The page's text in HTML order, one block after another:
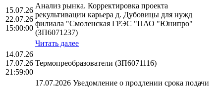
15.07.26
22.07.26
15:00:00
Анализ рынка. Корректировка проекта
рекультивации карьера д. Дубовицы для нужд
филиала "Смоленская ГРЭС "ПАО "Юнипро"
(ЗП6071237)
Читать далее
14.07.26
17.07.26
21:59:00
Термопреобразователи (ЗП6071116)
17.07.2026 Уведомление о продлении срока подачи